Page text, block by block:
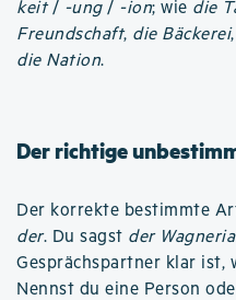
keit/ -ung/ -ion; wie die
Freundschaft, die Bäckerei,
die Nation.
Der richtige
Der korrekte bestimmte
der. Du sagst der
Gesprächspartner klar ist,
Nennst du eine Person